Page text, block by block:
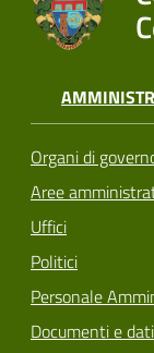
Organi di
Aree
Uffici
Politici
Personale
Documenti e dati